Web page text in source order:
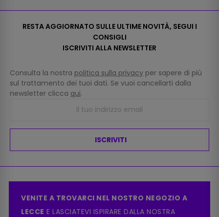
RESTA AGGIORNATO SULLE ULTIME NOVITÀ, SEGUI I
CONSIGLI
ISCRIVITI ALLA NEWSLETTER
Consulta la nostra politica sulla privacy per sapere di più
sul trattamento dei tuoi dati. Se vuoi cancellarti dalla
newsletter clicca qui.
ISCRIVITI
VENITE A TROVARCI NEL NOSTRO NEGOZIO A
LECCE E LASCIATEVI ISPIRARE DALLA NOSTRA